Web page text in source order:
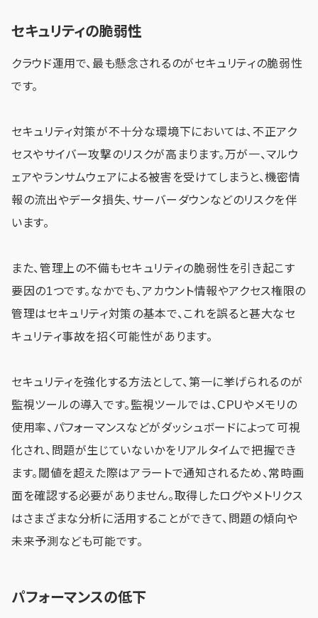
セキュリティの脆弱性
クラウド運用で、最も懸念されるのがセキュリティの脆弱性
です。
セキュリティ対策が不十分な環境下においては、不正アク
セスやサイバー攻撃のリスクが高まります。万が一、マルウ
ェアやランサムウェアによる被害を受けてしまうと、機密情
報の流出やデータ損失、サーバーダウンなどのリスクを伴
います。
また、管理上の不備もセキュリティの脆弱性を引き起こす
要因の1つです。なかでも、アカウント情報やアクセス権限の
管理はセキュリティ対策の基本で、これを誤ると甚大なセ
キュリティ事故を招く可能性があります。
セキュリティを強化する方法として、第一に挙げられるのが
監視ツールの導入です。監視ツールでは、CPUやメモリの
使用率、パフォーマンスなどがダッシュボードによって可視
化され、問題が生じていないかをリアルタイムで把握でき
ます。閾値を超えた際はアラートで通知されるため、常時画
面を確認する必要がありません。取得したログやメトリクス
はさまざまな分析に活用することができて、問題の傾向や
未来予測なども可能です。
パフォーマンスの低下